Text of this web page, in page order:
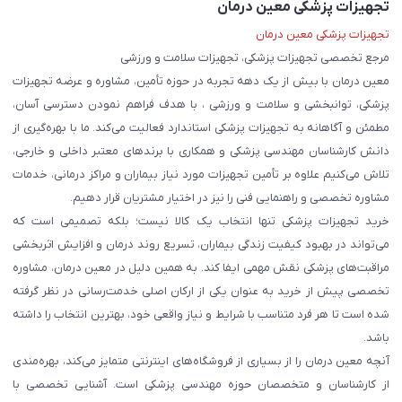
تجهیزات پزشکی معین درمان
تجهیزات پزشکی معین درمان
مرجع تخصصی تجهیزات پزشکی، تجهیزات سلامت و ورزشی
معین درمان با بیش از یک دهه تجربه در حوزه تأمین، مشاوره و عرضه تجهیزات
پزشکی، توانبخشی و سلامت و ورزشی ، با هدف فراهم نمودن دسترسی آسان،
مطمئن و آگاهانه به تجهیزات پزشکی استاندارد فعالیت می‌کند. ما با بهره‌گیری از
دانش کارشناسان مهندسی پزشکی و همکاری با برندهای معتبر داخلی و خارجی،
تلاش می‌کنیم علاوه بر تأمین تجهیزات مورد نیاز بیماران و مراکز درمانی، خدمات
مشاوره تخصصی و راهنمایی فنی را نیز در اختیار مشتریان قرار دهیم.
خرید تجهیزات پزشکی تنها انتخاب یک کالا نیست؛ بلکه تصمیمی است که
می‌تواند در بهبود کیفیت زندگی بیماران، تسریع روند درمان و افزایش اثربخشی
مراقبت‌های پزشکی نقش مهمی ایفا کند. به همین دلیل در معین درمان، مشاوره
تخصصی پیش از خرید به عنوان یکی از ارکان اصلی خدمت‌رسانی در نظر گرفته
شده است تا هر فرد متناسب با شرایط و نیاز واقعی خود، بهترین انتخاب را داشته
باشد.
آنچه معین درمان را از بسیاری از فروشگاه‌های اینترنتی متمایز می‌کند، بهره‌مندی
از کارشناسان و متخصصان حوزه مهندسی پزشکی است. آشنایی تخصصی با